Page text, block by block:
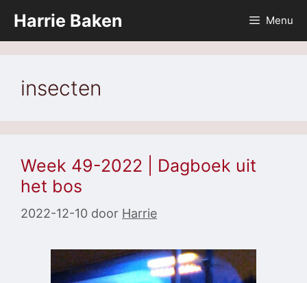
naar
de
Harrie Baken Menu
insecten
Week 49-2022 | Dagboek uit
het bos
2022-12-10 door Harrie